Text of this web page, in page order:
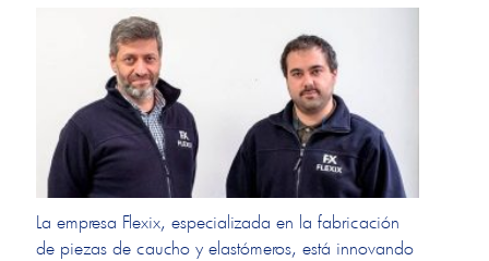
La empresa Flexix, especializada en la fabricación
de piezas de caucho y elastómeros, está innovando